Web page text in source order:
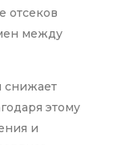
отсеков
между
снижает
этому
и